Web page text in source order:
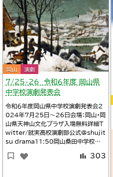
古屋第1地区会場：愛知名古屋・名東文
化小劇場-7/24-27名古屋第3地区会
場：愛知名古屋・南文
岡山 演劇
7/25-26 令和６年度 岡山県
中学校演劇発表会
令和６年度岡山県中学校演劇発表会2
024年7月25日～26日会場：岡山・岡
山県天神山文化プラザ入場無料詳細T
witter/就実高校演劇部公式@shujit
su_drama11:50岡山桑田中学校演
学校演劇部『朗らかに〜今、知覧に生き
303